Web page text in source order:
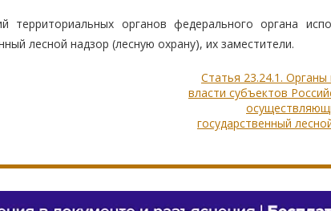
территориальных органов федерального органа
лесной надзор (лесную охрану), их заместители.
Статья 23.24.1.
власти субъектов
государственный